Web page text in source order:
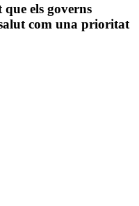
els governs
com una prioritat